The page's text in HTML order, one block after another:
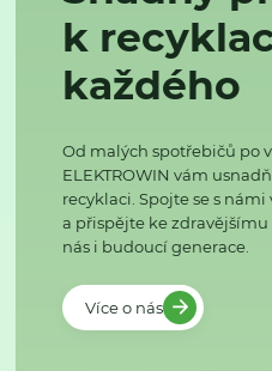
k
každého
Od malých spotřebičů po
ELEKTROWIN vám
recyklaci. Spojte se s
a přispějte ke
nás i budoucí generace.
Více o nás